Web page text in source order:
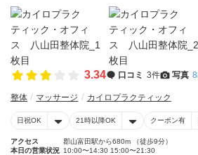
3.34 口コミ 3件 写真
整体 マッサージ カイロプラクティック
日祝OK 21時以降OK クーポン有
アクセス
郡山富田駅から680m （徒歩9分）
本日の営業状況 10:00〜14:30 15:00〜21:30